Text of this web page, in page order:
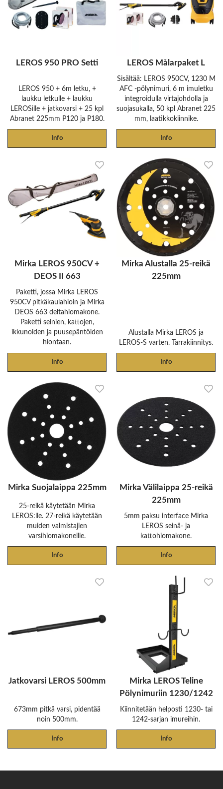
LEROS 950 PRO Setti
LEROS 950 + 6m letku, +
laukku letkulle + laukku
LEROSille + jatkovarsi + 25 kpl
Abranet 225mm P120 ja P180.
Info
LEROS Målarpaket L
Sisältää: LEROS 950CV, 1230 M
AFC -pölynimuri, 6 m imuletku
integroidulla virtajohdolla ja
suojasukalla, 50 kpl Abranet 225
mm, laatikkokiinnike.
Info
Mirka LEROS 950CV +
DEOS II 663
Paketti, jossa Mirka LEROS
950CV pitkäkaulahioin ja Mirka
DEOS 663 deltahiomakone.
Paketti seinien, kattojen,
ikkunoiden ja puusepäntöiden
hiontaan.
Info
Mirka Alustalla 25-reikä
225mm
Alustalla Mirka LEROS ja
LEROS-S varten. Tarrakiinnitys.
Info
Mirka Suojalaippa 225mm
25-reikä käytetään Mirka
LEROS:lle. 27-reikä käytetään
muiden valmistajien
varsihiomakoneille.
Info
Mirka Välilaippa 25-reikä
225mm
5mm paksu interface Mirka
LEROS seinä- ja
kattohiomakone.
Info
Jatkovarsi LEROS 500mm
673mm pitkä varsi, pidentää
noin 500mm.
Info
Mirka LEROS Teline
Pölynimuriin 1230/1242
Kiinnitetään helposti 1230- tai
1242-sarjan imureihin.
Info